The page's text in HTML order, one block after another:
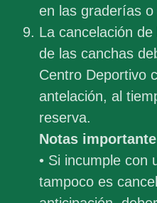
en las graderías o
La cancelación
de las canchas
Centro Deportivo
antelación, al
reserva.
Notas
• Si incumple con
tampoco es